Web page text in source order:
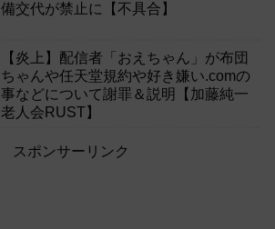
備交代が禁止に【不具合】
【炎上】配信者「おえちゃん」が布団
ちゃんや任天堂規約や好き嫌い.comの
事などについて謝罪＆説明【加藤純一
老人会RUST】
スポンサーリンク